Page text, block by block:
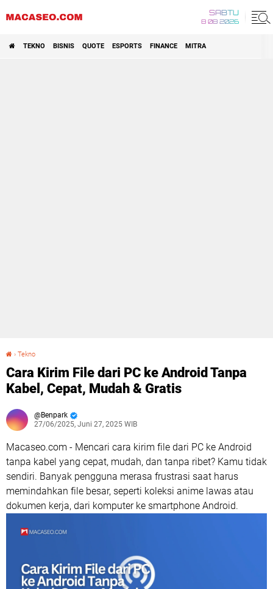
SABTU
8 08 2026
TEKNO BISNIS QUOTE ESPORTS FINANCE MITRA
› Tekno
Cara Kirim File dari PC ke Android Tanpa
Kabel, Cepat, Mudah & Gratis
Benpark
27/06/2025, Juni 27, 2025 WIB
Macaseo.com - Mencari cara kirim file dari PC ke Android
tanpa kabel yang cepat, mudah, dan tanpa ribet? Kamu tidak
sendiri. Banyak pengguna merasa frustrasi saat harus
memindahkan file besar, seperti koleksi anime lawas atau
dokumen kerja, dari komputer ke smartphone Android.